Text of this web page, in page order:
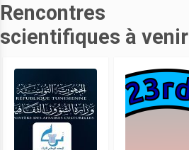
Rencontres
scientifiques à venir